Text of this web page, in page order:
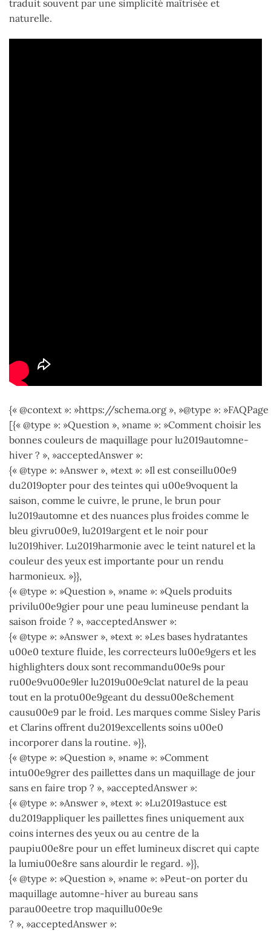
traduit souvent par une simplicité maîtrisée et
naturelle.
{« @context »: »https://schema.org », »@type »:
[{« @type »: »Question », »name »: »Comment choisir les
bonnes couleurs de maquillage pour lu2019automne-
hiver ? », »acceptedAnswer »:
{« @type »: »Answer », »text »: »Il est conseillu00e9
du2019opter pour des teintes qui u00e9voquent la
saison, comme le cuivre, le prune, le brun pour
lu2019automne et des nuances plus froides comme le
bleu givru00e9, lu2019argent et le noir pour
lu2019hiver. Lu2019harmonie avec le teint naturel et la
couleur des yeux est importante pour un rendu
harmonieux. »}},
{« @type »: »Question », »name »: »Quels produits
privilu00e9gier pour une peau lumineuse pendant la
saison froide ? », »acceptedAnswer »:
{« @type »: »Answer », »text »: »Les bases hydratantes
u00e0 texture fluide, les correcteurs lu00e9gers et les
highlighters doux sont recommandu00e9s pour
ru00e9vu00e9ler lu2019u00e9clat naturel de la peau
tout en la protu00e9geant du dessu00e8chement
causu00e9 par le froid. Les marques comme Sisley Paris
et Clarins offrent du2019excellents soins u00e0
incorporer dans la routine. »}},
{« @type »: »Question », »name »: »Comment
intu00e9grer des paillettes dans un maquillage de jour
sans en faire trop ? », »acceptedAnswer »:
{« @type »: »Answer », »text »: »Lu2019astuce est
du2019appliquer les paillettes fines uniquement aux
coins internes des yeux ou au centre de la
paupiu00e8re pour un effet lumineux discret qui capte
la lumiu00e8re sans alourdir le regard. »}},
{« @type »: »Question », »name »: »Peut-on porter du
maquillage automne-hiver au bureau sans
parau00eetre trop maquillu00e9e
? », »acceptedAnswer »: